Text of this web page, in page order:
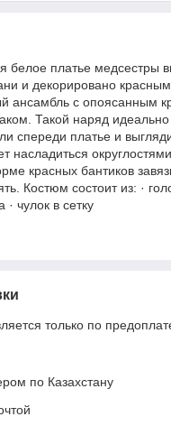
белое платье медсестры
и декорировано
ансамбль с опоясанным
Такой наряд идеально
спереди платье и
насладиться
красных бантиков
Костюм состоит из: ·
· чулок в сетку
только по
по Казахстану